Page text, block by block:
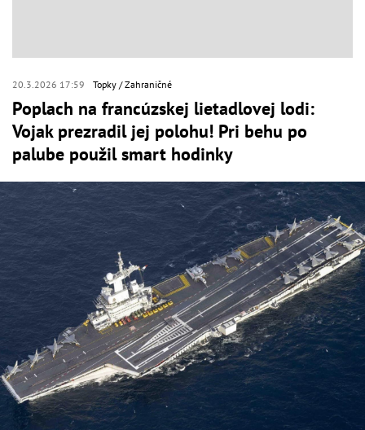
20.3.2026 17:59 Topky Zahraničné
Poplach na francúzskej lietadlovej lodi:
Vojak prezradil jej polohu! Pri behu po
palube použil smart hodinky